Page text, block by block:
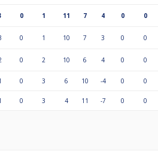
0 1 11 7 4 0 0
0 1 10 7 3 0 0
0 2 10 6 4 0 0
0 3 6 10 -4 0 0
0 3 4 11 -7 0 0